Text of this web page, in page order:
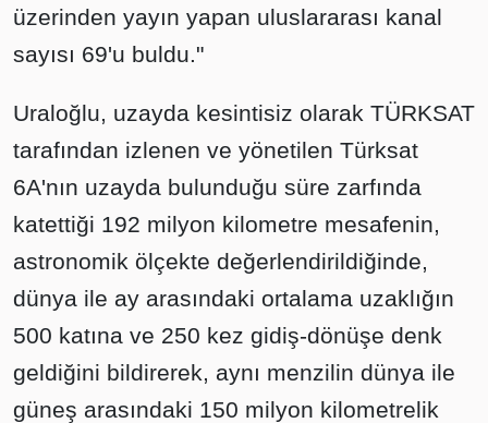
üzerinden yayın yapan uluslararası kanal
sayısı 69'u buldu."
Uraloğlu, uzayda kesintisiz olarak TÜRKSAT
tarafından izlenen ve yönetilen Türksat
6A'nın uzayda bulunduğu süre zarfında
katettiği 192 milyon kilometre mesafenin,
astronomik ölçekte değerlendirildiğinde,
dünya ile ay arasındaki ortalama uzaklığın
500 katına ve 250 kez gidiş-dönüşe denk
geldiğini bildirerek, aynı menzilin dünya ile
güneş arasındaki 150 milyon kilometrelik